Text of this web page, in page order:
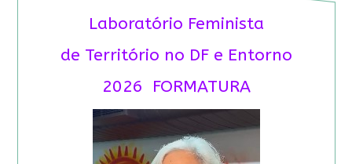
Laboratório Feminista
de Território no DF e Entorno
2026 FORMATURA